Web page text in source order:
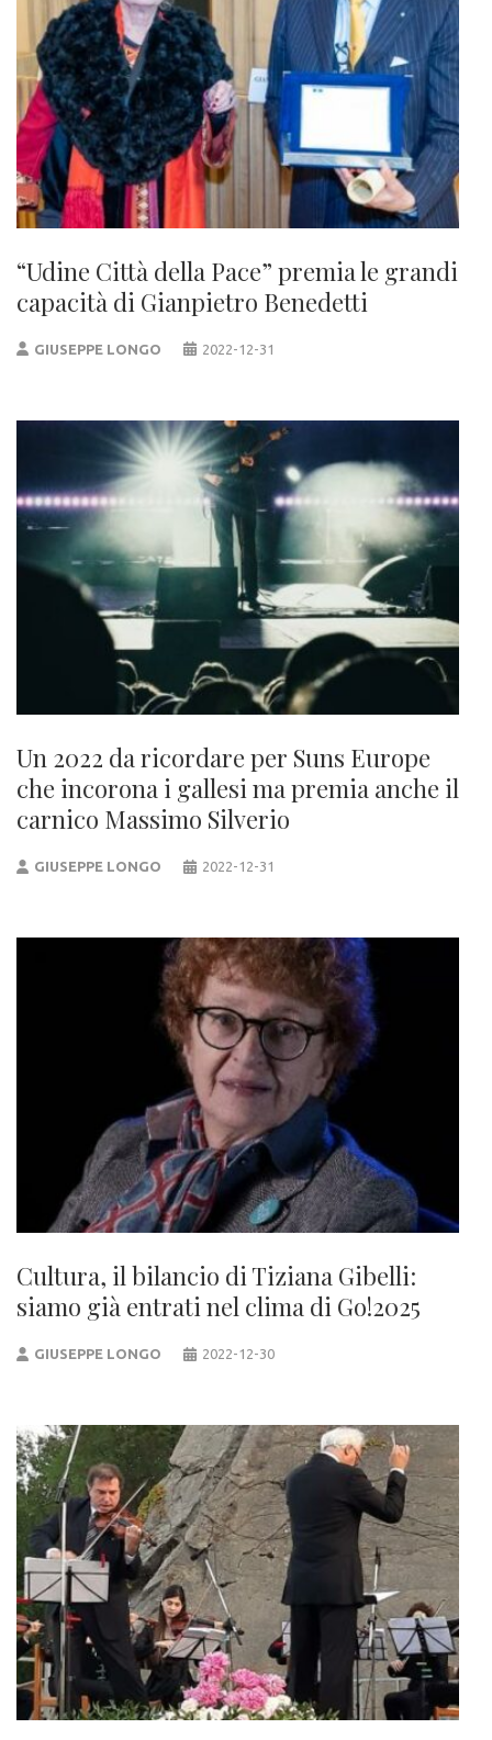
“Udine Città della Pace” premia le grandi
capacità di Gianpietro Benedetti
GIUSEPPE LONGO 2022-12-31
Un 2022 da ricordare per Suns Europe
che incorona i gallesi ma premia anche il
carnico Massimo Silverio
GIUSEPPE LONGO 2022-12-31
Cultura, il bilancio di Tiziana Gibelli:
siamo già entrati nel clima di Go!2025
GIUSEPPE LONGO 2022-12-30